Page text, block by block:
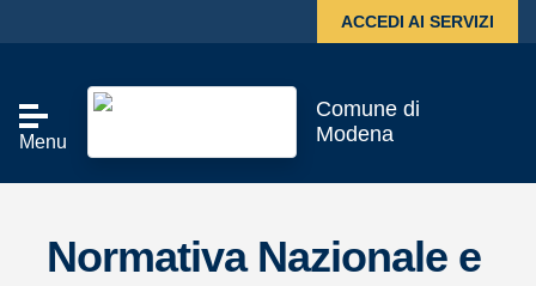
ACCEDI AI SERVIZI
Menu
Comune di
Modena
Normativa Nazionale e